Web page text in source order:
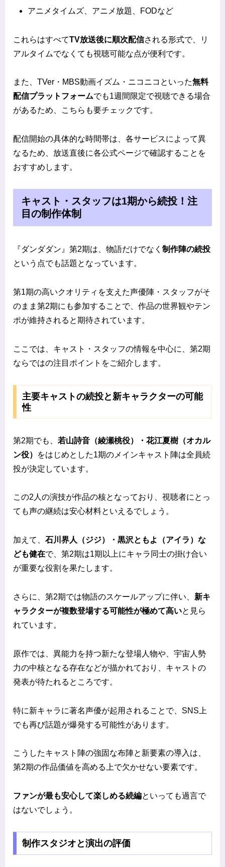
アニメタイムズ、アニメ放題、FODなど
これらはすべてTV放送後に順次配信される形式で、リ
アルタイムでなくても視聴可能な点が便利です。
また、TVer・MBS動画イズム・ニコニコといった無料
配信プラットフォームでも1週間限定で視聴できる場合
があるため、こちらも要チェックです。
配信開始の具体的な時間帯は、各サービスによって異
なるため、放送直後に各公式ページで確認することを
おすすめします。
キャスト・スタッフは1期から続投！注
目の制作体制
『ダンダダン』第2期は、物語だけでなく 制作陣の続投
という点でも話題となっています。
第1期の高いクオリティを支えた声優陣・スタッフがそ
のまま第2期にも参加することで、作品の世界観やテン
ポが維持されると期待されています。
ここでは、キャスト・スタッフの情報を中心に、第2期
ならではの注目ポイントをご紹介します。
主要キャストの続投と新キャラクターの可能
性
第2期でも、 若山詩音（綾瀬桃役）・花江夏樹（オカル
ン役）
をはじめとした1期のメインキャスト陣は全員続
投が決定しています。
この2人の演技が作品の核となっており、視聴者にとっ
ても声の継続は安心材料といえるでしょう。
加えて、 石川界人（ジジ）・黒沢ともよ（アイラ）な
ども健在で、第2期は1期以上にキャラ同士の掛け合い
が重要な役割を果たします。
さらに、第2期では物語のスケールアップに伴い、 新キ
ャラクターが複数登場する可能性が極めて高いと見ら
れています。
原作では、異能力を持つ新たな登場人物や、宇宙人勢
力の中核となる存在などが描かれており、キャストの
発表が待たれるところです。
特に新キャラに著名声優が起用されることで、SNS上
でも再び話題が爆発する可能性があります。
こうしたキャスト陣の強固な布陣と新要素の導入は、
第2期の作品価値を高める上で欠かせない要素です。
ファンが最も安心して楽しめる続編といっても過言で
はないでしょう。
制作スタジオと演出の評価